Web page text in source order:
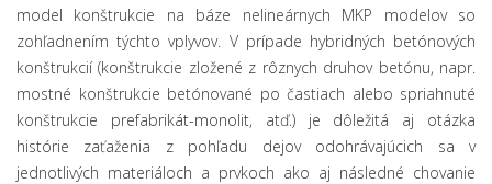
model konštrukcie na báze nelineárnych MKP modelov so
zohľadnením týchto vplyvov. V prípade hybridných betónových
konštrukcií (konštrukcie zložené z rôznych druhov betónu, napr.
mostné konštrukcie betónované po častiach alebo spriahnuté
konštrukcie prefabrikát-monolit, atď.) je dôležitá aj otázka
histórie zaťaženia z pohľadu dejov odohrávajúcich sa v
jednotlivých materiáloch a prvkoch ako aj následné chovanie